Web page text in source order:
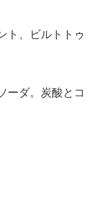
ト、ビルトトゥ
ーダ。炭酸とコ